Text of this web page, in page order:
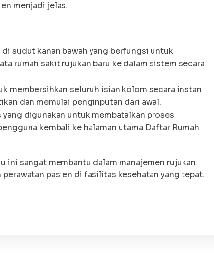
menjadi jelas.
sudut kanan bawah yang berfungsi untuk
rumah sakit rujukan baru ke dalam sistem secara
membersihkan seluruh isian kolom secara instan
dan memulai penginputan dari awal.
digunakan untuk membatalkan proses
kembali ke halaman utama Daftar Rumah
ini sangat membantu dalam manajemen rujukan
pasien di fasilitas kesehatan yang tepat.